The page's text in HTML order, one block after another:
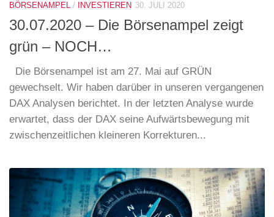
BÖRSENAMPEL / INVESTIEREN 30. JULI 2020
30.07.2020 – Die Börsenampel zeigt
grün – NOCH…
Die Börsenampel ist am 27. Mai auf GRÜN
gewechselt. Wir haben darüber in unseren vergangenen
DAX Analysen berichtet. In der letzten Analyse wurde
erwartet, dass der DAX seine Aufwärtsbewegung mit
zwischenzeitlichen kleineren Korrekturen...